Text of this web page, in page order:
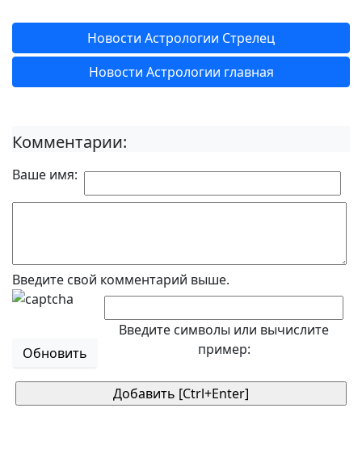
Новости Астрологии Стрелец
Новости Астрологии главная
Комментарии:
Ваше имя:
Введите свой комментарий выше.
Обновить
Введите символы или вычислите
пример: